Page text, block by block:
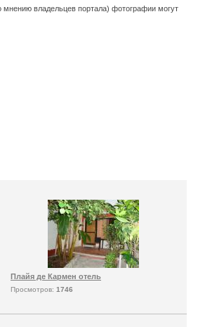
владельцев портала) фотографии могут
Плайя де Кармен отель
Просмотров: 1746